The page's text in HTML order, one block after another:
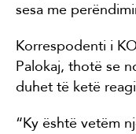
sesa me
Korrespodenti i
Palokaj, thotë se
duhet të ketë
“Ky është vetëm